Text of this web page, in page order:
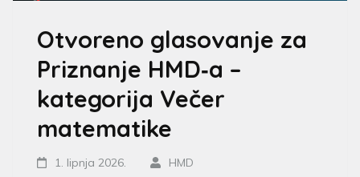
Otvoreno glasovanje za
Priznanje HMD‑a –
kategorija Večer
matematike
1. lipnja 2026. HMD